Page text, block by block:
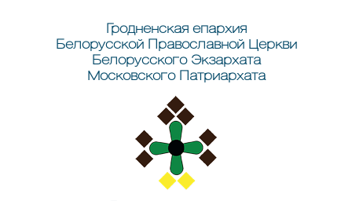
Гродненская епархия
Белорусской Православной Церкви
Белорусского Экзархата
Московского Патриархата